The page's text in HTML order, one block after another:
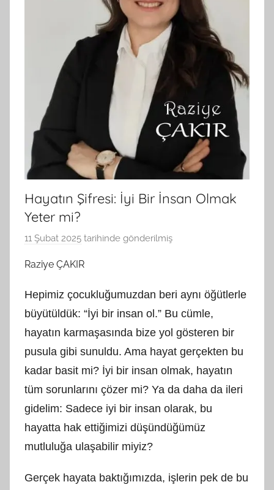
Hayatın Şifresi: İyi Bir İnsan Olmak
Yeter mi?
11 Şubat 2025 tarihinde gönderilmiş
t
a
r
a
n
d
Raziye ÇAKIR
Hepimiz çocukluğumuzdan beri aynı öğütlerle
büyütüldük: “İyi bir insan ol.” Bu cümle,
hayatın karmaşasında bize yol gösteren bir
pusula gibi sunuldu. Ama hayat gerçekten bu
kadar basit mi? İyi bir insan olmak, hayatın
tüm sorunlarını çözer mi? Ya da daha da ileri
gidelim: Sadece iyi bir insan olarak, bu
hayatta hak ettiğimizi düşündüğümüz
mutluluğa ulaşabilir miyiz?
Gerçek hayata baktığımızda, işlerin pek de bu